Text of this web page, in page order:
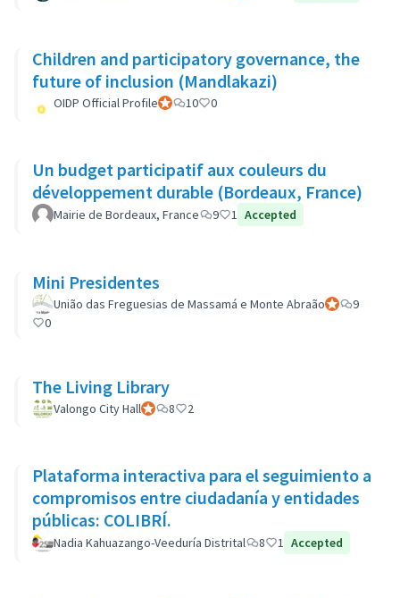
Children and participatory governance, the
future of inclusion (Mandlakazi)
OIDP Official ProfileParticipante oficial
10 0
Un budget participatif aux couleurs du
développement durable (Bordeaux, France)
Mairie de Bordeaux, France 9 1 Accepted
Mini Presidentes
União das Freguesias de Massamá e Monte AbraãoParticipante
9
0
The Living Library
Valongo City HallParticipante oficial
8 2
Plataforma interactiva para el seguimiento a
compromisos entre ciudadanía y entidades
públicas: COLIBRÍ.
Nadia Kahuazango-Veeduría Distrital 8 1 Accepted